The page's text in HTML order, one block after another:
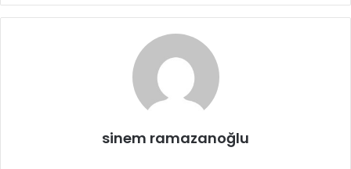
dokunmak, bakterilerin göz kapağına bulaşmasına ve
enfeksiyon oluşmasına neden olabilir.
Yağlı Cilt ve Makyaj Kalıntıları:
Göz makyajını
tamamen temizlememek, yağ bezlerinin tıkanmasına
ve enfeksiyon riskinin artmasına sebep olur.
sinem ramazanoğlu